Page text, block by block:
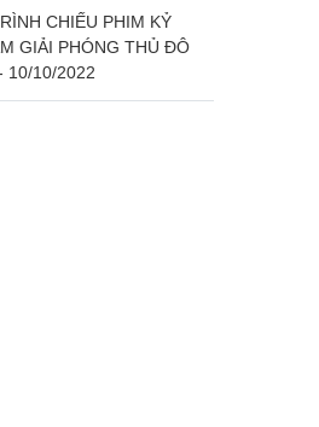
CHIẾU PHIM KỶ
GIẢI PHÓNG THỦ ĐÔ
10/10/2022